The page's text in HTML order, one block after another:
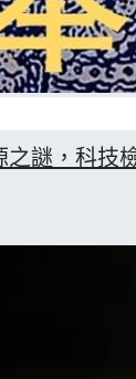
之謎，科技